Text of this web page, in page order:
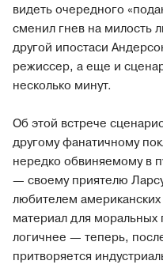
видеть очередного
сменил гнев на милость
другой ипостаси
режиссер, а еще и
несколько минут.
Об этой встрече
другому фанатичному
нередко обвиняемому в
— своему приятелю
любителем
материал для моральных
логичнее — теперь,
притворяется